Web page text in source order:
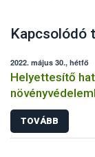
Kapcsolódó
2022. május 30., hétfő
Helyettesítő
TOVÁBB